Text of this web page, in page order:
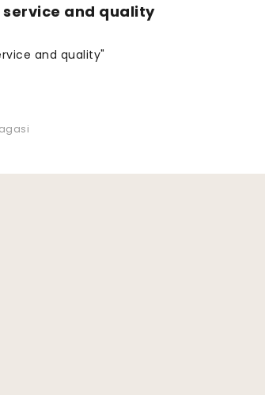
service and quality
and quality"